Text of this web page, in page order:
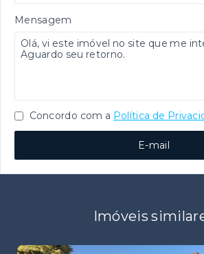
Mensagem
Concordo com a Política de
E-mail
Imóveis